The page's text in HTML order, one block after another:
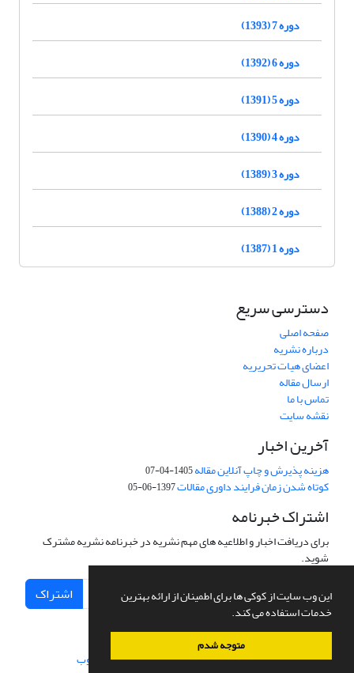
این وب سایت از کوکی ها برای اطمینان از ارائه بهترین
خدمات استفاده می کند.
متوجه شدم
دوره 7 (1393)
دوره 6 (1392)
دوره 5 (1391)
دوره 4 (1390)
دوره 3 (1389)
دوره 2 (1388)
دوره 1 (1387)
دسترسی سریع
صفحه اصلی
درباره نشریه
اعضای هیات تحریریه
ارسال مقاله
تماس با ما
نقشه سایت
آخرین اخبار
هزینه پذیرش و چاپ آنلاین مقاله1405-04-07
کوتاه شدن زمان فرایند داوری مقالات1397-06-05
اشتراک خبرنامه
برای دریافت اخبار و اطلاعیه های مهم نشریه در خبرنامه نشریه مشترک
شوید.
اشتراک
سامانه مدیریت نشریات علمی.طراحی و پیاده سازی از سیناوب